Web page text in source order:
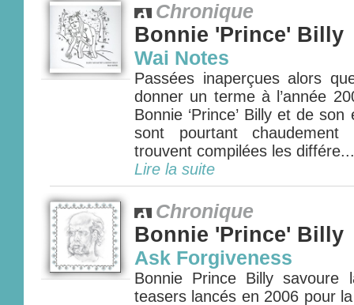
Chronique
Bonnie 'Prince' Billy
Wai Notes
Passées inaperçues alors
donner un terme à l’année
Bonnie ‘Prince’ Billy et de
sont pourtant chaudement
trouvent compilées les différe...
Lire la suite
Chronique
Bonnie 'Prince' Billy
Ask Forgiveness
Bonnie Prince Billy savoure
teasers lancés en 2006 pour